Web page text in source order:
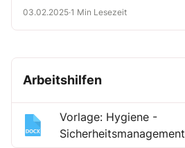
03.02.2025·1 Min Lesezeit
Arbeitshilfen
Vorlage: Hygiene -
Sicherheitsmanagement